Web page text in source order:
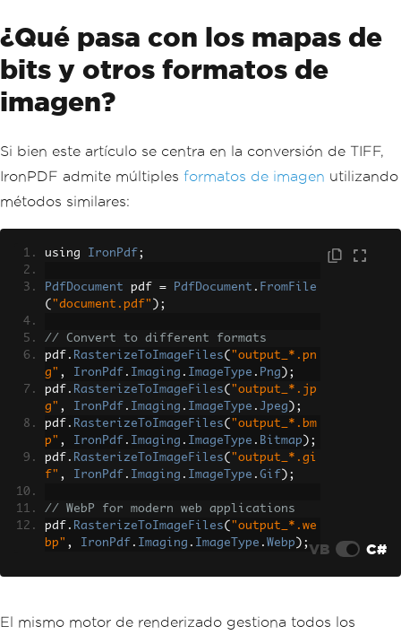
¿Qué pasa con los mapas de
bits y otros formatos de
imagen?
Si bien este artículo se centra en la conversión de TIFF,
IronPDF admite múltiples formatos de imagen utilizando
métodos similares:
using IronPdf ;
PdfDocument pdf = PdfDocument . FromFile
( "document.pdf" );
// Convert to different formats
pdf . RasterizeToImageFiles( "output_*.pn
g" , IronPdf . Imaging . ImageType . Png );
pdf . RasterizeToImageFiles( "output_*.jp
g" , IronPdf . Imaging . ImageType . Jpeg );
pdf . RasterizeToImageFiles( "output_*.bm
p" , IronPdf . Imaging . ImageType . Bitmap );
pdf . RasterizeToImageFiles( "output_*.gi
f" , IronPdf . Imaging . ImageType . Gif );
// WebP for modern web applications
pdf . RasterizeToImageFiles( "output_*.we
bp" , IronPdf . Imaging . ImageType . Webp );VB C#
El mismo motor de renderizado gestiona todos los